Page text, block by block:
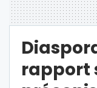
rapport